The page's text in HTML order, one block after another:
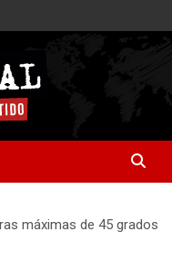
máximas de 45 grados